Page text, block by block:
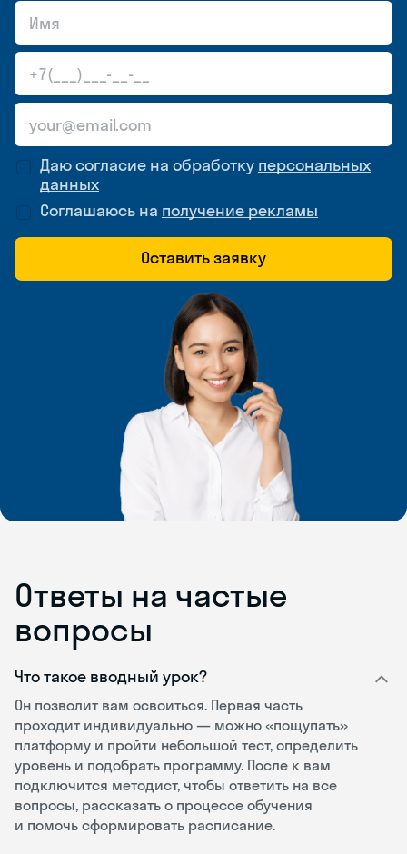
Даю согласие на обработку персональных
данных
Соглашаюсь на получение рекламы
Оставить заявку
Ответы на частые
вопросы
Что такое вводный урок?
Он позволит вам освоиться. Первая часть
проходит индивидуально — можно «пощупать»
платформу и пройти небольшой тест, определить
уровень и подобрать программу. После к вам
подключится методист, чтобы ответить на все
вопросы, рассказать о процессе обучения
и помочь сформировать расписание.